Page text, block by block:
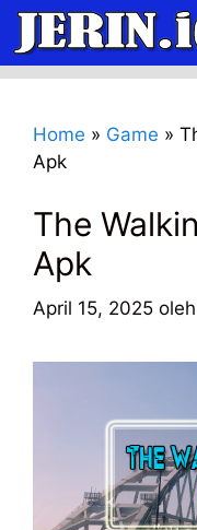
Langsung
isi
Home » Game »
Apk
The
Apk
April 15, 2025 oleh